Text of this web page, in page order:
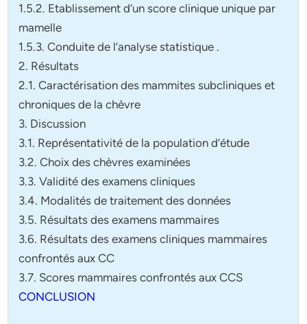
1.5.2. Etablissement d’un score clinique unique par
mamelle
1.5.3. Conduite de l’analyse statistique .
2. Résultats
2.1. Caractérisation des mammites subcliniques et
chroniques de la chèvre
3. Discussion
3.1. Représentativité de la population d’étude
3.2. Choix des chèvres examinées
3.3. Validité des examens cliniques
3.4. Modalités de traitement des données
3.5. Résultats des examens mammaires
3.6. Résultats des examens cliniques mammaires
confrontés aux CC
3.7. Scores mammaires confrontés aux CCS
CONCLUSION